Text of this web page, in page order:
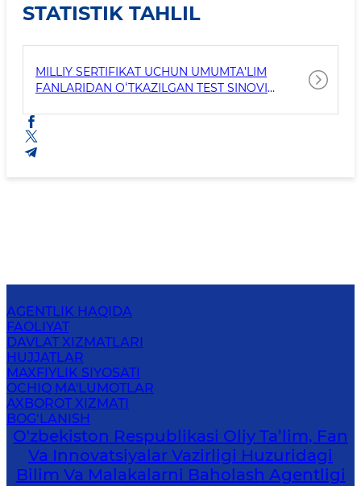
STATISTIK TAHLIL
MILLIY SERTIFIKAT UCHUN UMUMTA’LIM
FANLARIDAN OʻTKAZILGAN TEST SINOVI
AGENTLIK HAQIDA
FAOLIYAT
DAVLAT XIZMATLARI
HUJJATLAR
MAXFIYLIK SIYOSATI
OCHIQ MA'LUMOTLAR
AXBOROT XIZMATI
BOG‘LANISH
O'zbekiston Respublikasi Oliy Ta’lim, Fan
Va Innovatsiyalar Vazirligi Huzuridagi
Bilim Va Malakalarni Baholash Agentligi